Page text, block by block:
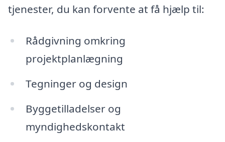
tjenester, du kan forvente at få hjælp til:
Rådgivning omkring
projektplanlægning
Tegninger og design
Byggetilladelser og
myndighedskontakt